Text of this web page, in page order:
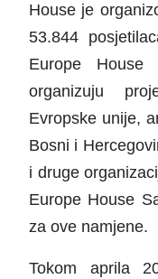
House je
53.844
Europe
organizuju
Evropske unije,
Bosni i
i druge
Europe House
za ove namjene.
Tokom aprila